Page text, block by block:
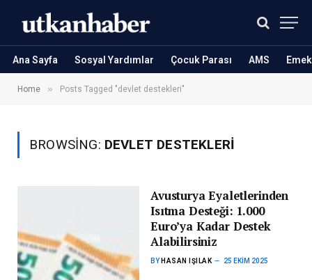
Ana Sayfa Sosyal Yardımlar Çocuk Parası AMS
Home » Posts Tagged "devlet destekleri"
BROWSING: DEVLET DESTEKLERI
Avusturya Eyaletlerinden
Isıtma Desteği: 1.000
Euro’ya Kadar Destek
Alabilirsiniz
BY HASAN IŞILAK 25 EKIM 2025